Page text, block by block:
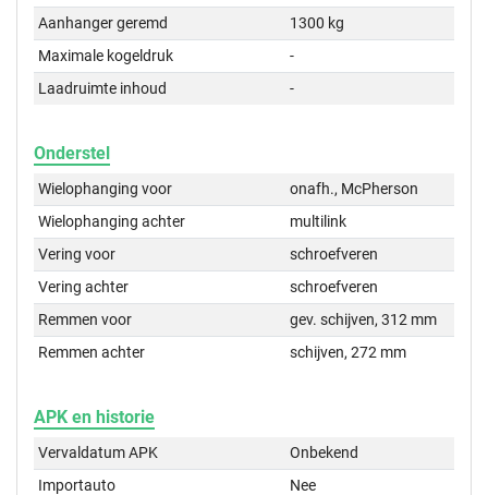
Aanhanger geremd
1300 kg
Maximale kogeldruk
-
Laadruimte inhoud
-
Onderstel
Wielophanging voor
onafh., McPherson
Wielophanging achter
multilink
Vering voor
schroefveren
Vering achter
schroefveren
Remmen voor
gev. schijven, 312 mm
Remmen achter
schijven, 272 mm
APK en historie
Vervaldatum APK
Onbekend
Importauto
Nee